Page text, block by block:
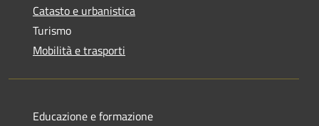
Catasto e urbanistica
Turismo
Mobilità e trasporti
Educazione e formazione